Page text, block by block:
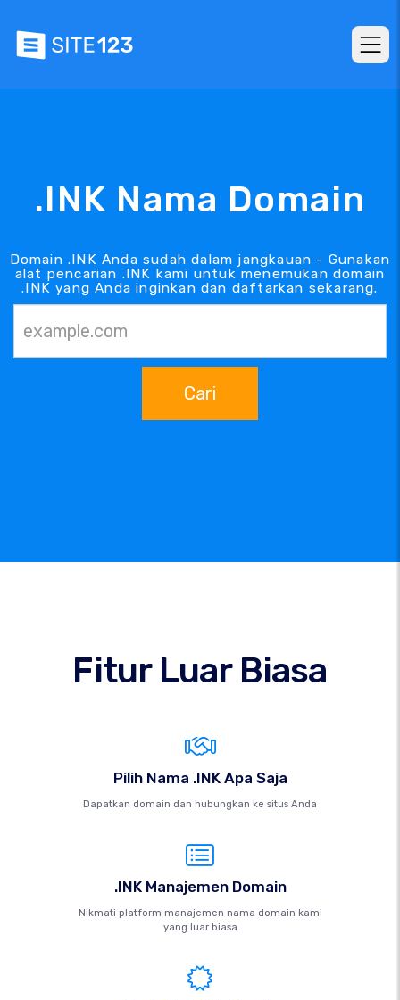
.INK Nama Domain
Domain .INK Anda sudah dalam jangkauan - Gunakan
alat pencarian .INK kami untuk menemukan domain
.INK yang Anda inginkan dan daftarkan sekarang.
Cari
Fitur Luar Biasa
Pilih Nama .INK Apa Saja
Dapatkan domain dan hubungkan ke situs Anda
.INK Manajemen Domain
Nikmati platform manajemen nama domain kami
yang luar biasa